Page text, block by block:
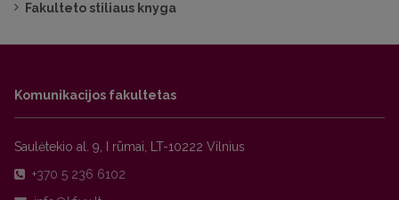
Fakulteto stiliaus knyga
Komunikacijos fakultetas
Saulėtekio al. 9, I rūmai, LT-10222 Vilnius
+370 5 236 6102